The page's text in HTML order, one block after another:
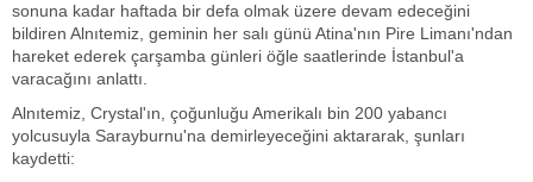
sonuna kadar haftada bir defa olmak üzere devam edeceğini
bildiren Alnıtemiz, geminin her salı günü Atina'nın Pire Limanı'ndan
hareket ederek çarşamba günleri öğle saatlerinde İstanbul'a
varacağını anlattı.
Alnıtemiz, Crystal'ın, çoğunluğu Amerikalı bin 200 yabancı
yolcusuyla Sarayburnu'na demirleyeceğini aktararak, şunları
kaydetti: